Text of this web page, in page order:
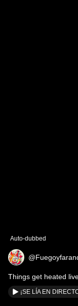
Auto-dubbed
Things get heated
Nagore Robles for